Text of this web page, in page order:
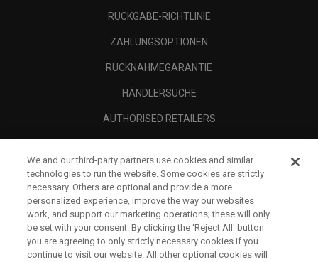
RÜCKGABE-RICHTLINIE
ZAHLUNGSOPTIONEN
RÜCKNAHMEGARANTIE
HÄNDLERSUCHE
AUTHORISED RETAILERS
UNTERNEHMENSPROFIL
RECHTLICHES-
We and our third-party partners use cookies and similar
technologies to run the website. Some cookies are strictly
necessary. Others are optional and provide a more
personalized experience, improve the way our websites
work, and support our marketing operations; these will only
be set with your consent. By clicking the ‘Reject All' button
you are agreeing to only strictly necessary cookies if you
continue to visit our website. All other optional cookies will